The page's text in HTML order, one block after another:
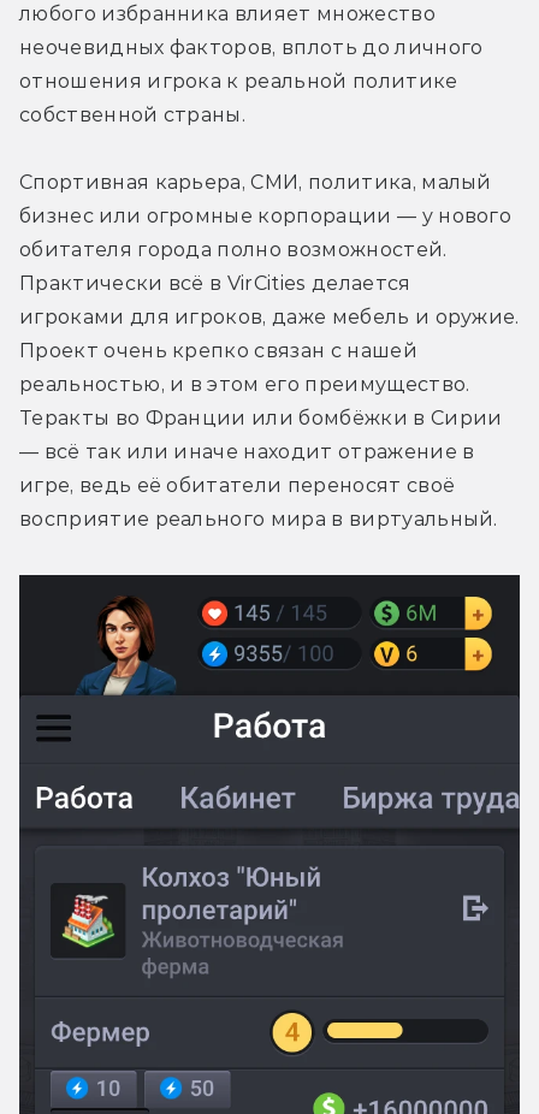
любого избранника влияет множество
неочевидных факторов, вплоть до личного
отношения игрока к реальной политике
собственной страны.
Спортивная карьера, СМИ, политика, малый
бизнес или огромные корпорации — у нового
обитателя города полно возможностей.
Практически всё в VirCities делается
игроками для игроков, даже мебель и оружие.
Проект очень крепко связан с нашей
реальностью, и в этом его преимущество.
Теракты во Франции или бомбёжки в Сирии
— всё так или иначе находит отражение в
игре, ведь её обитатели переносят своё
восприятие реального мира в виртуальный.